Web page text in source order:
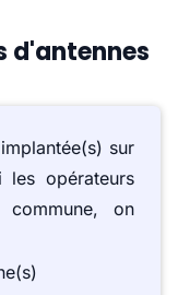
d'antennes
sur
les opérateurs
on